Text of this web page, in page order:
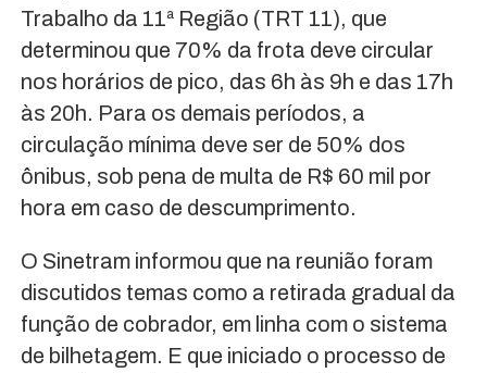
Trabalho da 11ª Região (TRT 11), que
determinou que 70% da frota deve circular
nos horários de pico, das 6h às 9h e das 17h
às 20h. Para os demais períodos, a
circulação mínima deve ser de 50% dos
ônibus, sob pena de multa de R$ 60 mil por
hora em caso de descumprimento.
O Sinetram informou que na reunião foram
discutidos temas como a retirada gradual da
função de cobrador, em linha com o sistema
de bilhetagem. E que iniciado o processo de